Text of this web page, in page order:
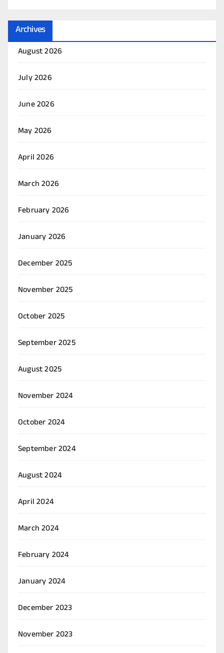
Archives
August 2026
July 2026
June 2026
May 2026
April 2026
March 2026
February 2026
January 2026
December 2025
November 2025
October 2025
September 2025
August 2025
November 2024
October 2024
September 2024
August 2024
April 2024
March 2024
February 2024
January 2024
December 2023
November 2023